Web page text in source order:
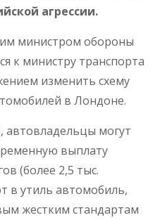
агрессии.
министром обороны
к министру транспорта
изменить схему
в Лондоне.
автовладельцы могут
выплату
(более 2,5 тыс.
в утиль автомобиль,
жестким стандартам